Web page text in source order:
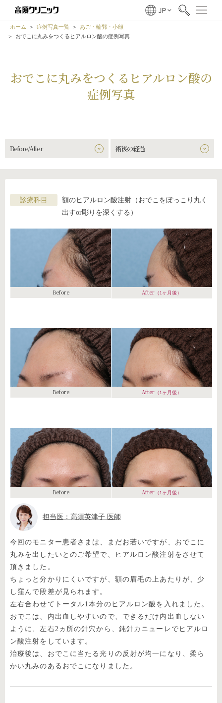
ホーム 症例写真一覧
あご・輪郭・小顔
おでこに丸みをつくるヒアルロン酸の症例写真
おでこに丸みをつくるヒアルロン酸の
症例写真
Before/After 術後の経過
診療科目
額のヒアルロン酸注射（おでこをぽっこり丸く
出すor彫りを深くする）
Before After （1ヶ月後）
Before After （1ヶ月後）
Before After （1ヶ月後）
担当医：高須英津子 医師
今回のモニター患者さまは、まだお若いですが、おでこに
丸みを出したいとのご希望で、ヒアルロン酸注射をさせて
頂きました。
ちょっと分かりにくいですが、額の眉毛の上あたりが、少
し窪んで段差が見られます。
左右合わせてトータル1本分のヒアルロン酸を入れました。
おでこは、内出血しやすいので、できるだけ内出血しない
ように、左右2ヵ所の針穴から、鈍針カニューレでヒアルロ
ン酸注射をしています。
治療後は、おでこに当たる光りの反射が均一になり、柔ら
かい丸みのあるおでこになりました。